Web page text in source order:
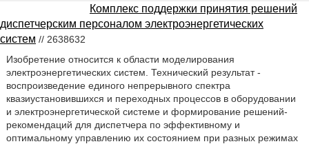
Комплекс поддержки принятия решений
диспетчерским персоналом электроэнергетических
систем // 2638632
Изобретение относится к области моделирования
электроэнергетических систем. Технический результат -
воспроизведение единого непрерывного спектра
квазиустановившихся и переходных процессов в оборудовании
и электроэнергетической системе и формирование решений-
рекомендаций для диспетчера по эффективному и
оптимальному управлению их состоянием при разных режимах